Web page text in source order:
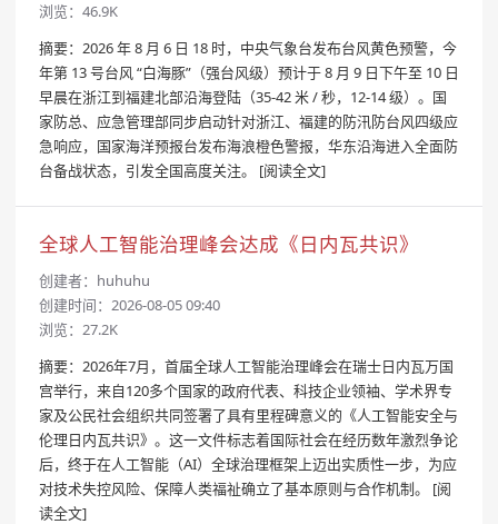
浏览：46.9K
摘要：2026 年 8 月 6 日 18 时，中央气象台发布台风黄色预警，今
年第 13 号台风 “白海豚”（强台风级）预计于 8 月 9 日下午至 10 日
早晨在浙江到福建北部沿海登陆（35-42 米 / 秒，12-14 级）。国
家防总、应急管理部同步启动针对浙江、福建的防汛防台风四级应
急响应，国家海洋预报台发布海浪橙色警报，华东沿海进入全面防
台备战状态，引发全国高度关注。 [阅读全文]
全球人工智能治理峰会达成《日内瓦共识》
创建者： huhuhu
创建时间：2026-08-05 09:40
浏览：27.2K
摘要：2026年7月，首届全球人工智能治理峰会在瑞士日内瓦万国
宫举行，来自120多个国家的政府代表、科技企业领袖、学术界专
家及公民社会组织共同签署了具有里程碑意义的《人工智能安全与
伦理日内瓦共识》。这一文件标志着国际社会在经历数年激烈争论
后，终于在人工智能（AI）全球治理框架上迈出实质性一步，为应
对技术失控风险、保障人类福祉确立了基本原则与合作机制。 [阅
读全文]